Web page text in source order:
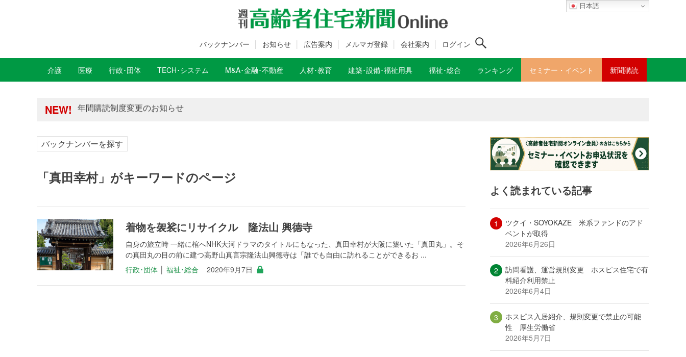
日本語
バックナンバー お知らせ 広告案内 メルマガ登録 会社案内 ログイン
介護 医療 行政･団体 TECH･システム M&A･金融･不動産 人材･教育 建築･設備･福祉用具 福祉･総合 ランキング セミナー・イベント 新聞購読
NEW! 高齢者住宅新聞 無料会員の皆様へ閲覧本数変更のお知らせ
高齢者住宅新聞 無料会員の皆様へ閲覧本数変更のお知らせ
バックナンバーを探す
「真田幸村」がキーワードのページ
着物を袈裟にリサイクル 隆法山 興德寺
自身の旅立時 一緒に棺へNHK大河ドラマのタイトルにもなった、真田幸村が大阪に築いた「真田丸」。そ
の真田丸の目の前に建つ高野山真言宗隆法山興德寺は「誰でも自由に訪れることができるお ...
行政･団体
福祉･総合 2020年9月7日
よく読まれている記事
ツクイ・SOYOKAZE 米系ファンドのアド
ベントが取得
2026年6月26日
訪問看護、運営規則変更 ホスピス住宅で有
料紹介利用禁止
2026年6月4日
ホスピス入居紹介、規則変更で禁止の可能
性 厚生労働省
2026年5月7日